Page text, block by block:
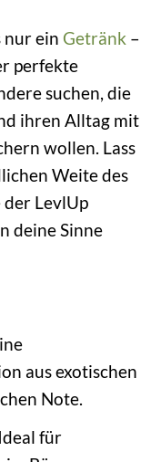
nur ein Getränk –
perfekte
suchen, die
ihren Alltag mit
wollen. Lass
Weite des
der LevlUp
deine Sinne
aus exotischen
Note.
Ideal für